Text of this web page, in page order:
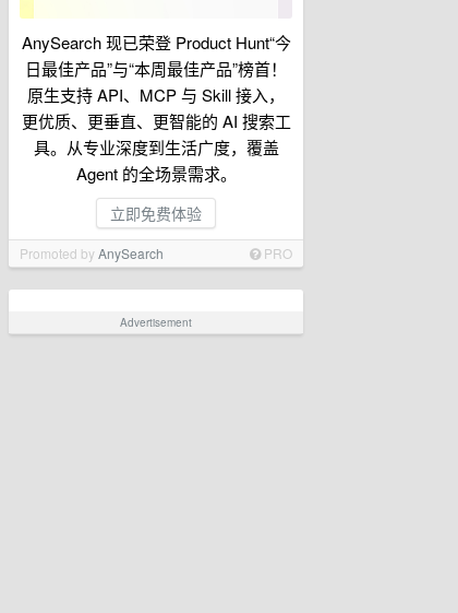
AnySearch 现已荣登 Product Hunt“今
日最佳产品”与“本周最佳产品”榜首！
原生支持 API、MCP 与 Skill 接入，
更优质、更垂直、更智能的 AI 搜索工
具。从专业深度到生活广度，覆盖
Agent 的全场景需求。
立即免费体验
Promoted byAnySearch PRO
Advertisement